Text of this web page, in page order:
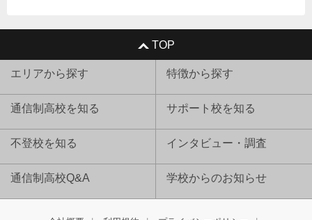
TOP
エリアから探す 特徴から探す
通信制高校を知る サポート校を知る
不登校を知る インタビュー・調査
通信制高校Q&A 学校からのお知らせ